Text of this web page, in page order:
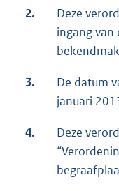
2.
Deze
ingang van
3.
De datum
januari
4.
Deze